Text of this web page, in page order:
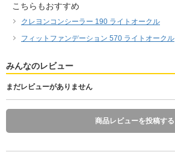
こちらもおすすめ
クレヨンコンシーラー 190 ライトオークル
フィットファンデーション 570 ライトオークル
みんなのレビュー
まだレビューがありません
商品レビューを投稿する